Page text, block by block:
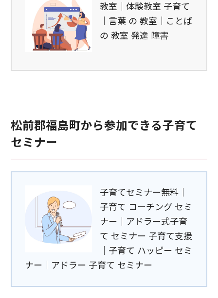
教室｜体験教室 子育て
｜言葉 の 教室｜ことば
の 教室 発達 障害
松前郡福島町から参加できる子育て
セミナー
子育てセミナー無料｜
子育て コーチング セミ
ナー｜アドラー式子育
て セミナー 子育て支援
｜子育て ハッピー セミ
ナー｜アドラー 子育て セミナー